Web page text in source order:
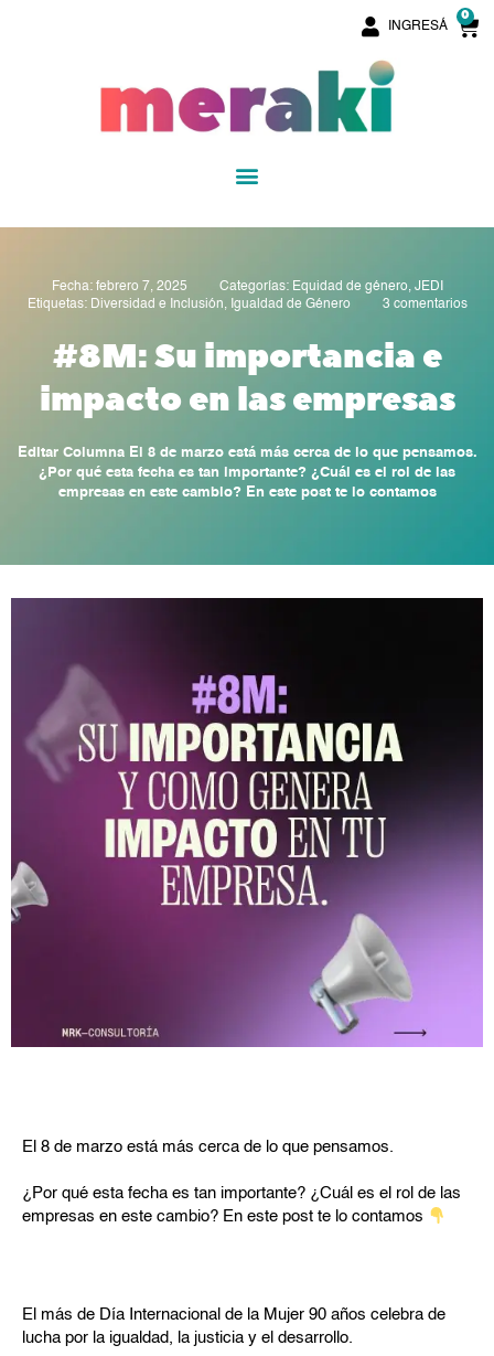
INGRESÁ
0
Menu
Fecha: febrero 7, 2025 Categorías: Equidad de género, JEDI
Etiquetas: Diversidad e Inclusión, Igualdad de Género 3 comentarios
#8M: Su importancia e
impacto en las empresas
Editar Columna El 8 de marzo está más cerca de lo que pensamos.
¿Por qué esta fecha es tan importante? ¿Cuál es el rol de las
empresas en este cambio? En este post te lo contamos
El 8 de marzo está más cerca de lo que pensamos.
¿Por qué esta fecha es tan importante? ¿Cuál es el rol de las
empresas en este cambio? En este post te lo contamos
El más de Día Internacional de la Mujer 90 años celebra de
lucha por la igualdad, la justicia y el desarrollo.